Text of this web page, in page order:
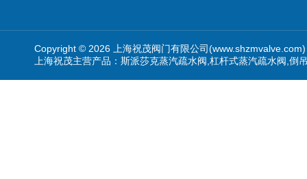
Copyright © 2026 上海祝茂阀门有限公司
上海祝茂主营产品：斯派莎克蒸汽疏水阀,杠杆式蒸汽疏水阀,倒